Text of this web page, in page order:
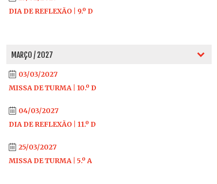
DIA DE REFLEXÃO | 9.º D
MARÇO / 2027
03/03/2027
MISSA DE TURMA | 10.º D
04/03/2027
DIA DE REFLEXÃO | 11.º D
25/03/2027
MISSA DE TURMA | 5.º A